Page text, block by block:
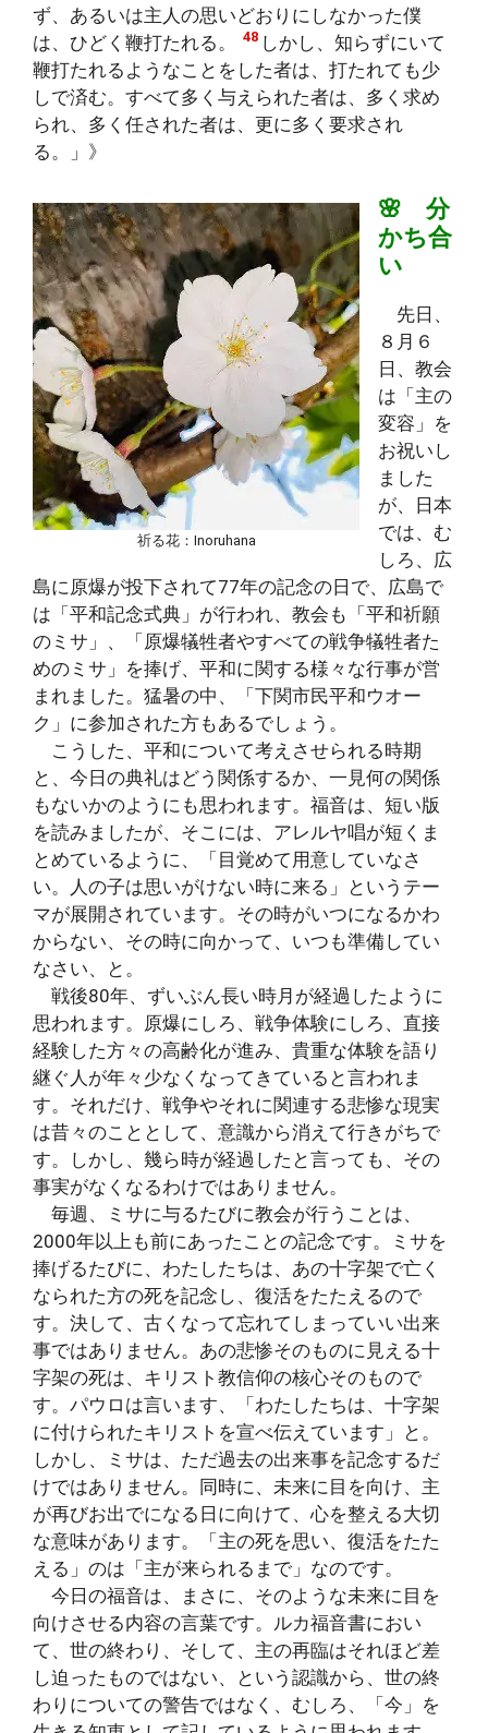
ず、あるいは主人の思いどおりにしなかった僕
は、ひどく鞭打たれる。
48 しかし、知らずにいて
鞭打たれるようなことをした者は、打たれても少
しで済む。すべて多く与えられた者は、多く求め
られ、多く任された者は、更に多く要求され
る。」》
祈る花：Inoruhana
🌸 分
かち合
い
先日、
８月６
日、教会
は「主の
変容」を
お祝いし
ました
が、日本
では、む
しろ、広
島に原爆が投下されて77年の記念の日で、広島で
は「平和記念式典」が行われ、教会も「平和祈願
のミサ」、「原爆犠牲者やすべての戦争犠牲者た
めのミサ」を捧げ、平和に関する様々な行事が営
まれました。猛暑の中、「下関市民平和ウオー
ク」に参加された方もあるでしょう。
こうした、平和について考えさせられる時期
と、今日の典礼はどう関係するか、一見何の関係
もないかのようにも思われます。福音は、短い版
を読みましたが、そこには、アレルヤ唱が短くま
とめているように、「目覚めて用意していなさ
い。人の子は思いがけない時に来る」というテー
マが展開されています。その時がいつになるかわ
からない、その時に向かって、いつも準備してい
なさい、と。
戦後80年、ずいぶん長い時月が経過したように
思われます。原爆にしろ、戦争体験にしろ、直接
経験した方々の高齢化が進み、貴重な体験を語り
継ぐ人が年々少なくなってきていると言われま
す。それだけ、戦争やそれに関連する悲惨な現実
は昔々のこととして、意識から消えて行きがちで
す。しかし、幾ら時が経過したと言っても、その
事実がなくなるわけではありません。
毎週、ミサに与るたびに教会が行うことは、
2000年以上も前にあったことの記念です。ミサを
捧げるたびに、わたしたちは、あの十字架で亡く
なられた方の死を記念し、復活をたたえるので
す。決して、古くなって忘れてしまっていい出来
事ではありません。あの悲惨そのものに見える十
字架の死は、キリスト教信仰の核心そのもので
す。パウロは言います、「わたしたちは、十字架
に付けられたキリストを宣べ伝えています」と。
しかし、ミサは、ただ過去の出来事を記念するだ
けではありません。同時に、未来に目を向け、主
が再びお出でになる日に向けて、心を整える大切
な意味があります。「主の死を思い、復活をたた
える」のは「主が来られるまで」なのです。
今日の福音は、まさに、そのような未来に目を
向けさせる内容の言葉です。ルカ福音書におい
て、世の終わり、そして、主の再臨はそれほど差
し迫ったものではない、という認識から、世の終
わりについての警告ではなく、むしろ、「今」を